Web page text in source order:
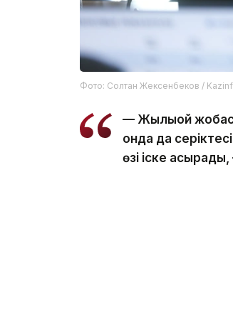
Фото: Солтан Жексенбеков /
— Жылыой жобасы
онда да
өзі іске